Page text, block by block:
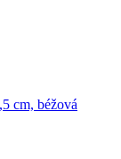
cm, béžová